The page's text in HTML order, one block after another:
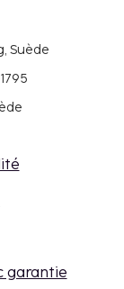
Suède
garantie